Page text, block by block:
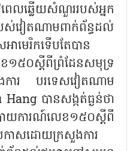
េលឆ្លើយសំណួររបស់អ្នក
ស់វៀតណាមពាក់ព័ន្ធដល់
ាមេរិកទើបតែបាន
១៥០ស្ដីពីព្រំដែនសមុទ្រ
ការ បរទេសវៀតណាម
បានសង្កត់ធ្ងន់ថា
យការណ៍លេខ១៥០ស្ដីពី
កាសដោយក្រសួងការ